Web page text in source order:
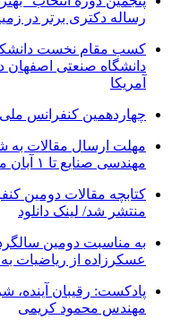
رساله دکتری برتر در
کسب مقام نخست
دانشگاه صنعتی اصفهان
آمریکا
چهاردهمین کنفرانس ملی
مهلت ارسال مقالات به
مهندسی صنایع تا ۱ آبان ماه تمدید شد.
کتابچه مقالات دومین
منتشر شد/ لینک دانلود
به مناسبت دومین
عسکرزاده از ریاضیات
پادکست: رقیبان
مهندس محمود کریمی